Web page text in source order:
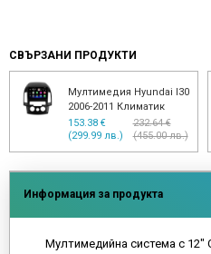
СВЪРЗАНИ ПРОДУКТИ
Мултимедия Hyundai I30
2006-2011 Климатик
153.38 €
(299.99 лв.)
232.64 €
(455.00 лв.)
Информация за продукта
Мултимедийна система с 12"